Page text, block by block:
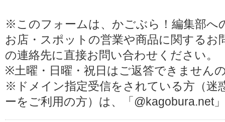
※このフォームは、かごぶら！編集部へ
お店・スポットの営業や商品に関する
の連絡先に直接お問い合わせください。
※土曜・日曜・祝日はご返答できません
※ドメイン指定受信をされている方（迷
ーをご利用の方）は、「@kagobura.net